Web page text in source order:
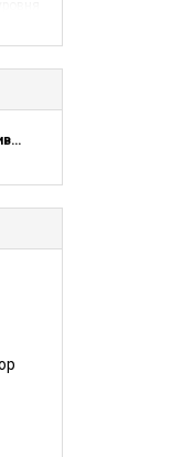
Волгоградский Государственный Университет